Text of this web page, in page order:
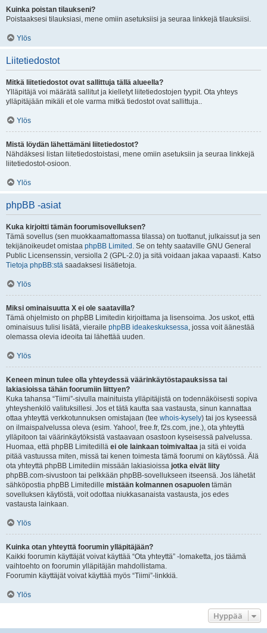
Kuinka poistan tilaukseni?
Poistaaksesi tilauksiasi, mene omiin asetuksiisi ja seuraa linkkejä tilauksiisi.
Ylös
Liitetiedostot
Mitkä liitetiedostot ovat sallittuja tällä alueella?
Ylläpitäjä voi määrätä sallitut ja kielletyt liitetiedostojen tyypit. Ota yhteys
ylläpitäjään mikäli et ole varma mitkä tiedostot ovat sallittuja..
Ylös
Mistä löydän lähettämäni liitetiedostot?
Nähdäksesi listan liitetiedostoistasi, mene omiin asetuksiin ja seuraa linkkejä
liitetiedostot-osioon.
Ylös
phpBB -asiat
Kuka kirjoitti tämän foorumisovelluksen?
Tämä sovellus (sen muokkaamattomassa tilassa) on tuottanut, julkaissut ja sen
tekijänoikeudet omistaa phpBB Limited . Se on tehty saataville GNU General
Public Licensenssin, versiolla 2 (GPL-2.0) ja sitä voidaan jakaa vapaasti. Katso
Tietoja phpBB:stä saadaksesi lisätietoja.
Ylös
Miksi ominaisuutta X ei ole saatavilla?
Tämä ohjelmisto on phpBB Limitedin kirjoittama ja lisensoima. Jos uskot, että
ominaisuus tulisi lisätä, vieraile phpBB ideakeskuksessa, jossa voit äänestää
olemassa olevia ideoita tai lähettää uuden.
Ylös
Keneen minun tulee olla yhteydessä väärinkäytöstapauksissa tai
lakiasioissa tähän foorumiin liittyen?
Kuka tahansa “Tiimi”-sivulla mainituista ylläpitäjistä on todennäköisesti sopiva
yhteyshenkilö valituksillesi. Jos et tätä kautta saa vastausta, sinun kannattaa
ottaa yhteyttä verkkotunnuksen omistajaan (tee whois-kysely) tai jos kyseessä
on ilmaispalvelussa oleva (esim. Yahoo!, free.fr, f2s.com, jne.), ota yhteyttä
ylläpitoon tai väärinkäytöksistä vastaavaan osastoon kyseisessä palvelussa.
Huomaa, että phpBB Limitedillä ei ole lainkaan toimivaltaa ja sitä ei voida
pitää vastuussa miten, missä tai kenen toimesta tämä foorumi on käytössä. Älä
ota yhteyttä phpBB Limitediin missään lakiasioissa jotka eivät liity
phpBB.com-sivustoon tai pelkkään phpBB-sovellukseen itseensä. Jos lähetät
sähköpostia phpBB Limitedille mistään kolmannen osapuolen tämän
sovelluksen käytöstä, voit odottaa niukkasanaista vastausta, jos edes
vastausta lainkaan.
Ylös
Kuinka otan yhteyttä foorumin ylläpitäjään?
Kaikki foorumin käyttäjät voivat käyttää “Ota yhteyttä” -lomaketta, jos täämä
vaihtoehto on foorumin ylläpitäjän mahdollistama.
Foorumin käyttäjät voivat käyttää myös “Tiimi”-linkkiä.
Ylös
Hyppää